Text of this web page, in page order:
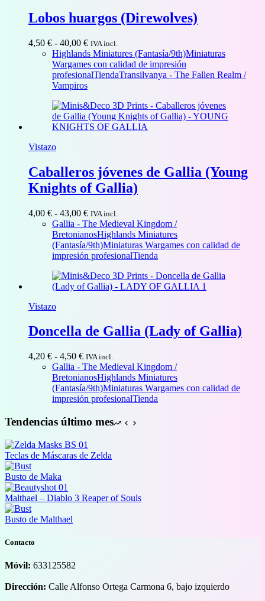
Lobos huargos (Direwolves)
4,50 € - 40,00 €Rango
de
precios:
desde
40,00 €
IVA incl.
Highlands Miniatures (Fantasía/9th)Miniaturas
Wargames con calidad de impresión
profesionalTiendaTransilvanya - The Fallen Realm /
Vampiros
Vistazo
Caballeros jóvenes de Gallia (Young
Knights of Gallia)
4,00 € - 43,00 €Rango
de
precios:
desde
4,00 €
43,00 €
IVA incl.
Gallia - The Medieval Kingdom /
BretonianosHighlands Miniatures
(Fantasía/9th)Miniaturas Wargames con calidad de
impresión profesionalTienda
Vistazo
Doncella de Gallia (Lady of Gallia)
4,20 € - 4,50 €Rango
de
precios:
desde
4,20 €
4,50 €
IVA incl.
Gallia - The Medieval Kingdom /
BretonianosHighlands Miniatures
(Fantasía/9th)Miniaturas Wargames con calidad de
impresión profesionalTienda
Tendencias último mes
Teclas de Máscaras de Zelda
Busto de Maka
Malthael – Diablo 3 Reaper of Souls
Busto de Malthael
Contacto
Móvil: 633125582
Dirección: Calle Alfonso Ortega Carmona 6, bajo izquierdo